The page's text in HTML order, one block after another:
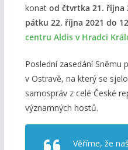
konat od čtvrtka 21. října
pátku 22. října 2021 do
centru Aldis v Hradci
Poslední zasedání Sněmu
v Ostravě, na který se
samospráv z celé České
významných hostů.
Věříme, že